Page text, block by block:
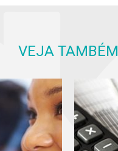
VEJA TAMBÉM